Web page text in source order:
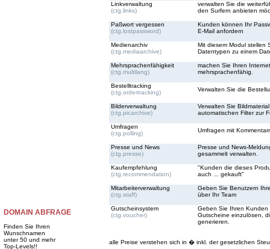
DOMAIN ABFRAGE
Finden Sie Ihren
Wunschnamen
unter 50 und mehr
Top-Levels!!
Linkverwaltung
(ctg.links)
verwalten Sie die
den Surfern anbieten
Paßwort vergessen
(ctg.lostpassword)
Kunden können Ihr
E-Mail anfordern
Medienarchiv
(ctg.mediaarchive)
Mit diesem Modul stellen
Datentypen zu einem
Mehrsprachenfähigkeit
(ctg.multilang)
machen Sie Ihren
mehrsprachenfähig.
Bestelltracking
(ctg.ordertracking)
Verwalten Sie die
Bilderverwaltung
(ctg.picarchive)
Verwalten Sie
automatischen Filter zur
Umfragen
(ctg.polling)
Umfragen mit
Presse und News
(ctg.presse)
Presse und News-
gesammelt verwalten.
Kaufempfehlung
(ctg.recommendation)
"Kunden die dieses
auch ... gekauft"
Mitarbeiterverwaltung
(ctg.staff)
Geben Sie Benutzern
über Ihr Team
Gutscheinsystem
(ctg.voucher)
Geben Sie Ihren Kunden
Gutscheine einzulösen,
generieren.
alle Preise verstehen sich in � inkl. der gesetzlichen